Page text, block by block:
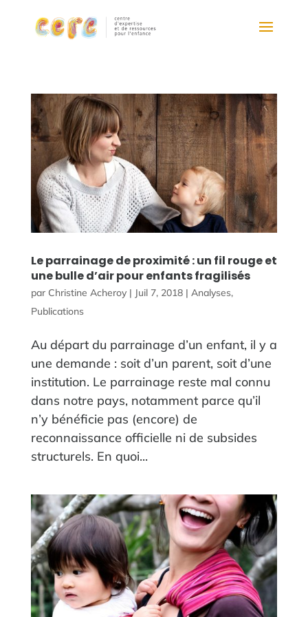
Le parrainage de proximité : un fil rouge et
une bulle d’air pour enfants fragilisés
par Christine Acheroy| Juil 7, 2018| Analyses,
Publications
Au départ du parrainage d’un enfant, il y a
une demande : soit d’un parent, soit d’une
institution. Le parrainage reste mal connu
dans notre pays, notamment parce qu’il
n’y bénéficie pas (encore) de
reconnaissance officielle ni de subsides
structurels. En quoi...